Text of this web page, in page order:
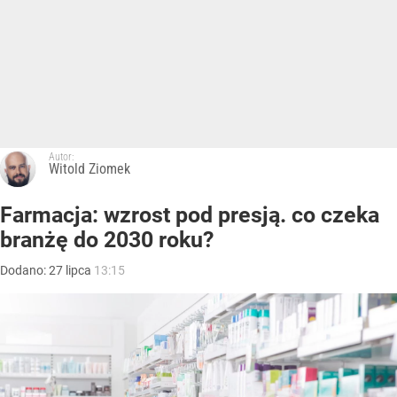
Autor:
Witold Ziomek
Farmacja: wzrost pod presją. co czeka
branżę do 2030 roku?
Dodano:27 lipca 13:15